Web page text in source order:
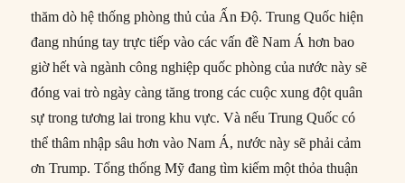
thăm dò hệ thống phòng thủ của Ấn Độ. Trung Quốc hiện
đang nhúng tay trực tiếp vào các vấn đề Nam Á hơn bao
giờ hết và ngành công nghiệp quốc phòng của nước này sẽ
đóng vai trò ngày càng tăng trong các cuộc xung đột quân
sự trong tương lai trong khu vực. Và nếu Trung Quốc có
thể thâm nhập sâu hơn vào Nam Á, nước này sẽ phải cảm
ơn Trump. Tổng thống Mỹ đang tìm kiếm một thỏa thuận